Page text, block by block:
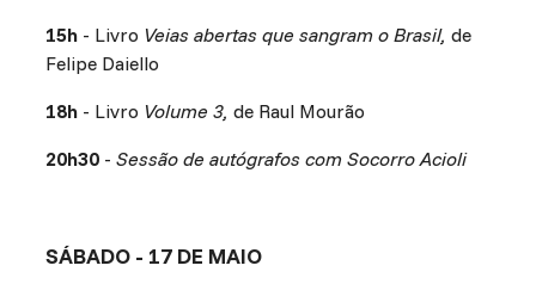
15h- Livro Veias abertas que sangram o Brasil, de
Felipe Daiello
18h- Livro Volume 3, de Raul Mourão
20h30 - Sessão de autógrafos com Socorro Acioli
SÁBADO - 17 DE MAIO